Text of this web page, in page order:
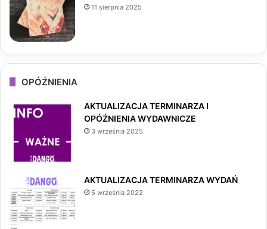
11 sierpnia 2025
OPÓŹNIENIA
AKTUALIZACJA TERMINARZA I
OPÓŹNIENIA WYDAWNICZE
3 września 2025
AKTUALIZACJA TERMINARZA WYDAŃ
5 września 2022